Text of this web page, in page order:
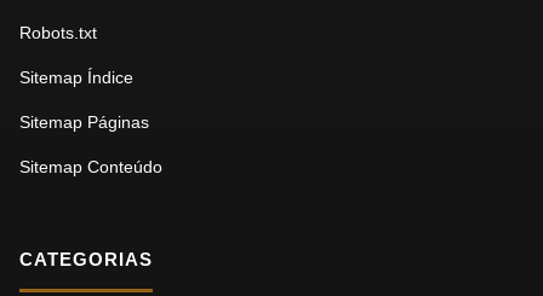
Robots.txt
Sitemap Índice
Sitemap Páginas
Sitemap Conteúdo
CATEGORIAS